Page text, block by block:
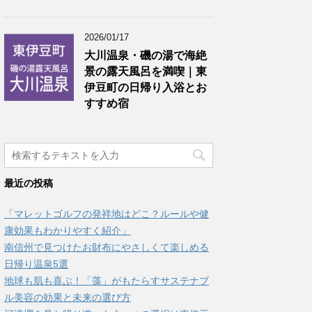
2026/01/17
大川温泉・磯の湯で海絶
景の露天風呂を満喫｜東
伊豆町の日帰り入浴とお
すすめ宿
最近の投稿
「マレットゴルフの発祥地はどこ？ルールや健
康効果もわかりやすく紹介」
南信州で見つけたお財布にやさしくて楽しめる
日帰り温泉5選
地球も肌も喜ぶ！「藻」がもたらすサステナブ
ル美容の効果と未来の選び方